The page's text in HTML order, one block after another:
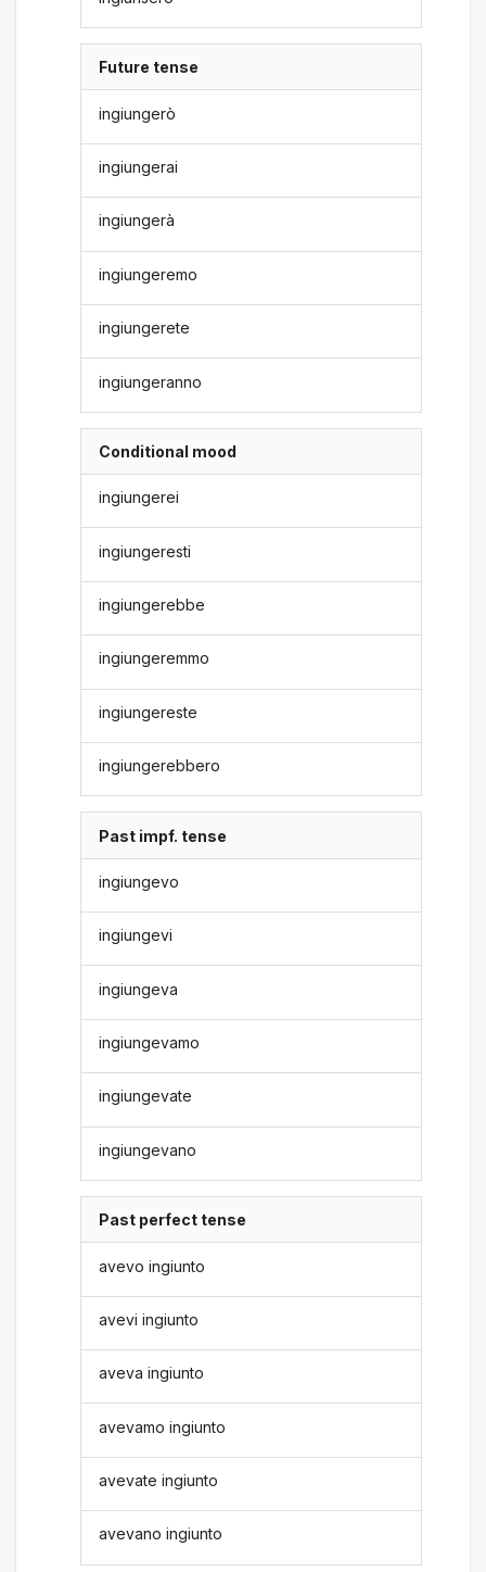
Future tense
ingiungerò
ingiungerai
ingiungerà
ingiungeremo
ingiungerete
ingiungeranno
Conditional mood
ingiungerei
ingiungeresti
ingiungerebbe
ingiungeremmo
ingiungereste
ingiungerebbero
Past impf. tense
ingiungevo
ingiungevi
ingiungeva
ingiungevamo
ingiungevate
ingiungevano
Past perfect tense
avevo ingiunto
avevi ingiunto
aveva ingiunto
avevamo ingiunto
avevate ingiunto
avevano ingiunto